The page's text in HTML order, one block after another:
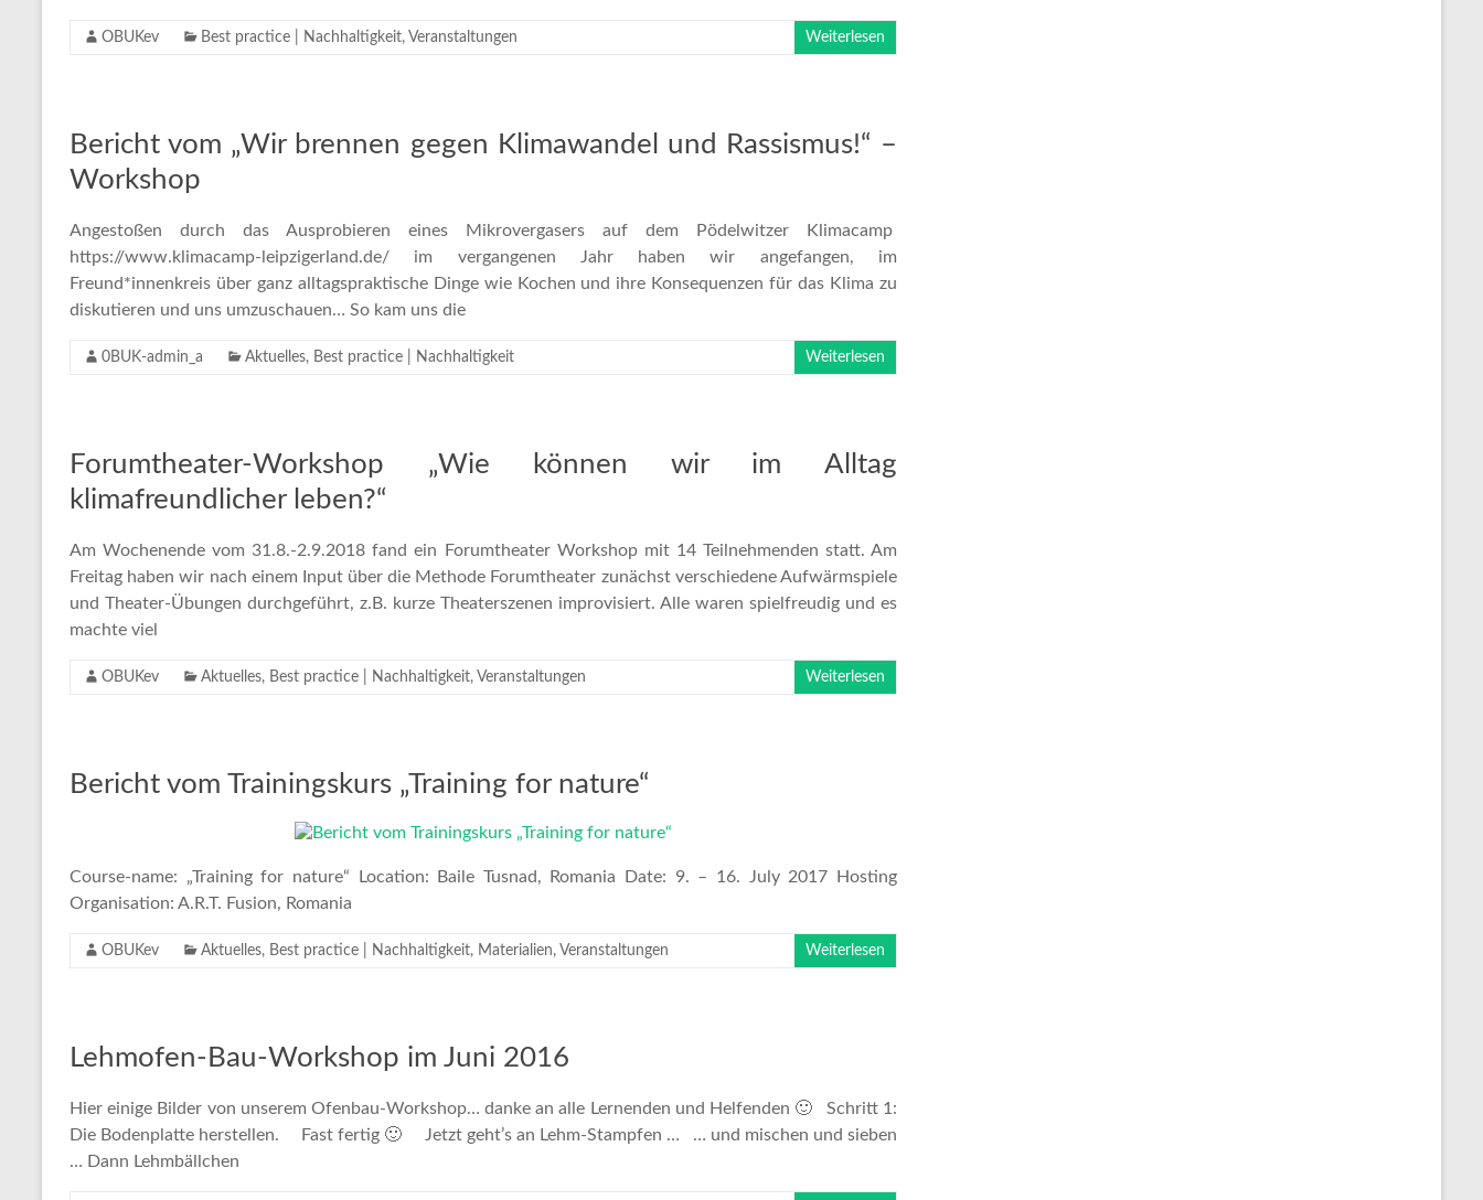
OBUKev Best practice | Nachhaltigkeit, Veranstaltungen Weiterlesen
Bericht vom „Wir brennen gegen Klimawandel und Rassismus!“ –
Workshop
Angestoßen durch das Ausprobieren eines Mikrovergasers auf dem Pödelwitzer Klimacamp
https://www.klimacamp-leipzigerland.de/ im vergangenen Jahr haben wir angefangen, im
Freund*innenkreis über ganz alltagspraktische Dinge wie Kochen und ihre Konsequenzen für das Klima zu
diskutieren und uns umzuschauen… So kam uns die
0BUK-admin_a Aktuelles, Best practice | Nachhaltigkeit Weiterlesen
Forumtheater-Workshop „Wie können wir im Alltag
klimafreundlicher leben?“
Am Wochenende vom 31.8.-2.9.2018 fand ein Forumtheater Workshop mit 14 Teilnehmenden statt. Am
Freitag haben wir nach einem Input über die Methode Forumtheater zunächst verschiedene Aufwärmspiele
und Theater-Übungen durchgeführt, z.B. kurze Theaterszenen improvisiert. Alle waren spielfreudig und es
machte viel
OBUKev Aktuelles, Best practice | Nachhaltigkeit, Veranstaltungen Weiterlesen
Bericht vom Trainingskurs „Training for nature“
Course-name: „Training for nature“ Location: Baile Tusnad, Romania Date: 9. – 16. July 2017 Hosting
Organisation: A.R.T. Fusion, Romania
OBUKev Aktuelles, Best practice | Nachhaltigkeit, Materialien, Veranstaltungen Weiterlesen
Lehmofen-Bau-Workshop im Juni 2016
Hier einige Bilder von unserem Ofenbau-Workshop… danke an alle Lernenden und Helfenden 🙂 Schritt 1:
Die Bodenplatte herstellen. Fast fertig 🙂 Jetzt geht’s an Lehm-Stampfen … … und mischen und sieben
… Dann Lehmbällchen